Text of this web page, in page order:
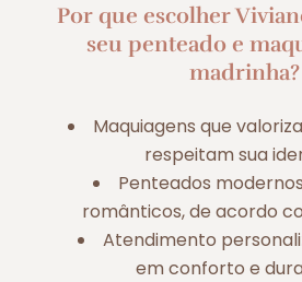
Por que escolher
seu penteado e
madrinha?
Maquiagens que
respeitam sua
Penteados
românticos, de acordo
Atendimento
em conforto e